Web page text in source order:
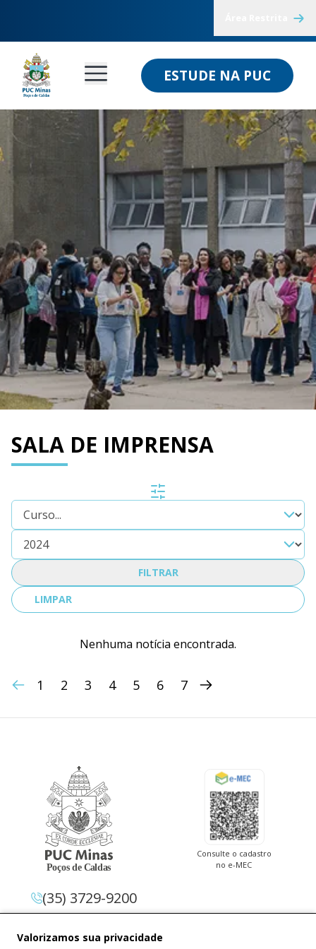
ESTUDE NA PUC
SALA DE IMPRENSA
FILTRAR
LIMPAR
Nenhuma notícia encontrada.
1 2 3 4 5 6 7
Valorizamos sua privacidade
Consulte o cadastro
no e-MEC
(35) 3729-9200